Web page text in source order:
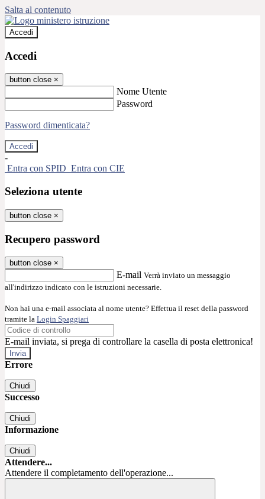
Salta al contenuto
Accedi
Accedi
button close ×
Nome Utente
Password
Password dimenticata?
-
Entra con SPID Entra con CIE
Seleziona utente
button close ×
Recupero password
button close ×
E-mail Verrà inviato un messaggio
all'indirizzo indicato con le istruzioni necessarie.
Non hai una e-mail associata al nome utente? Effettua il reset della password
tramite la Login Spaggiari
E-mail inviata, si prega di controllare la casella di posta elettronica!
Errore
Chiudi
Successo
Chiudi
Informazione
Chiudi
Attendere...
Attendere il completamento dell'operazione...